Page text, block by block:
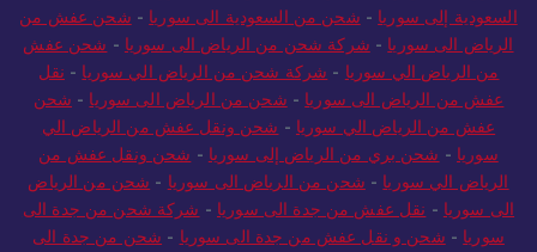
السعودية إلى سوريا - شحن من السعودية الى سوريا - شحن عفش من
الرياض الى سوريا - شركة شحن من الرياض الى سوريا - شحن عفش
من الرياض الي سوريا - شركة شحن من الرياض الي سوريا - نقل
عفش من الرياض الى سوريا - شحن من الرياض الى سوريا - شحن
عفش من الرياض الي سوريا - شحن ونقل عفش من الرياض الي
سوريا - شحن بري من الرياض إلى سوريا - شحن ونقل عفش من
الرياض الي سوريا - شحن من الرياض الى سوريا - شحن من الرياض
الى سوريا - نقل عفش من جدة الى سوريا - شركة شحن من جدة الى
سوريا - شحن و نقل عفش من جدة الى سوريا - شحن من جدة الى